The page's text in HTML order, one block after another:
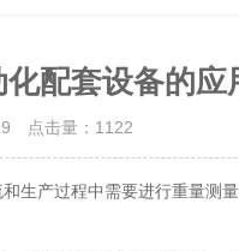
配套设备的应
点击量： 1122
生产过程中需要进行重量测量